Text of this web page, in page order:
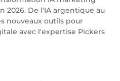
2026. De l'IA argentique au
nouveaux outils pour
avec l'expertise Pickers